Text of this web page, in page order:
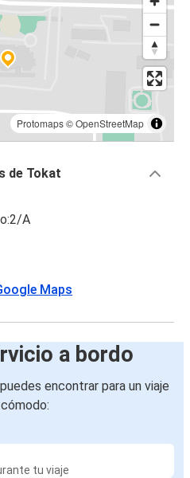
Protomaps©OpenStreetMap
de Tokat
A
Maps
a bordo
encontrar para un viaje
tu viaje